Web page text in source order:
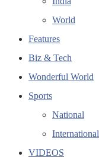
World
Features
Biz & Tech
Wonderful World
Sports
National
International
VIDEOS